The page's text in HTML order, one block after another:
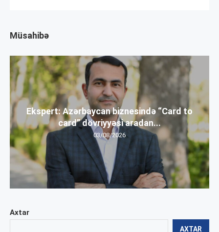
Axtar
AXTAR
Müsahibə
Ekspert: Azərbaycan biznesində “Card to
card” dövriyyəsi aradan...
03/08/2026